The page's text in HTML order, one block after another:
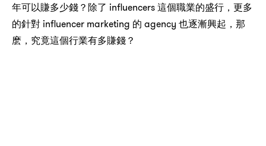
年可以賺多少錢 ？ 除了 influencers 這個職業的盛行 ， 更多
的針對 influencer marketing 的 agency 也逐漸興起 ， 那
麽 ， 究竟這個行業有多賺錢 ？